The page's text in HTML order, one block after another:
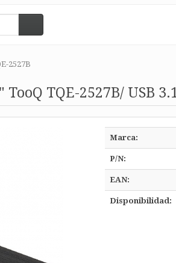
2527B
TQE-2527B/ USB
Marca:
P/N:
EAN:
Disponibilidad: